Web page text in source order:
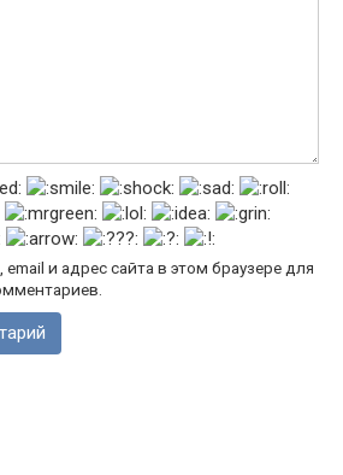
и адрес сайта в этом браузере для